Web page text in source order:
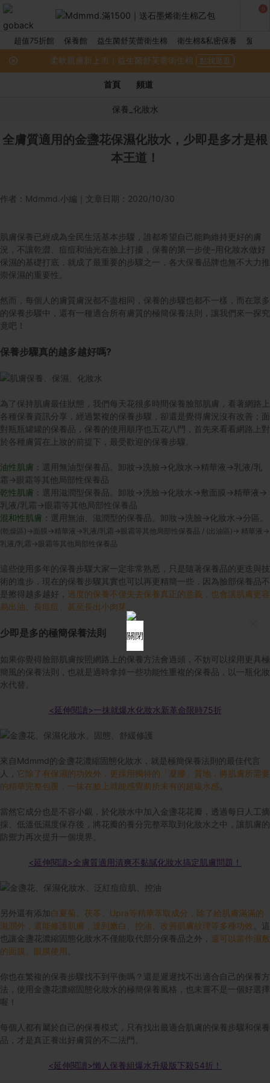
關閉
0
超值75折館 保養館 益生菌舒芙蕾衛生棉 衛生棉&私密保養 髮品館
柔軟親膚新上市｜益生菌舒芙蕾衛生棉 點我逛逛
首頁 頻道
保養_化妝水
全膚質適用的金盞花保濕化妝水，少即是多才是根
本王道！
作者：Mdmmd.小編｜文章日期：2020/10/30
肌膚保養已經成為全民生活基本步驟，誰都希望自己能夠維持更好的膚
況，不讓乾澀、痘痘和油光在臉上打擾，保養的第一步使–用化妝水做好
保濕的基礎打底，就成了最重要的步驟之一，各大保養品牌也無不大力推
崇保濕的重要性。
然而，每個人的膚質膚況都不盡相同，保養的步驟也都不一樣，而在眾多
的保養步驟中，還有一種適合所有膚質的極簡保養法則，讓我們來一探究
竟吧！
保養步驟真的越多越好嗎?
為了保持肌膚最佳狀態，我們每天花很多時間保養臉部肌膚，看著網路上
各種保養資訊分享，經過繁複的保養步驟，卻還是覺得膚況沒有改善；面
對瓶瓶罐罐的保養品，保養的使用順序也五花八門，首先來看看網路上對
於各種膚質在上妝的前提下，最受歡迎的保養步驟。
油性肌膚 ：選用無油型保養品。 卸妝->洗臉->化妝水->精華液->乳液/乳
霜->眼霜等其他局部性保養品
乾性肌膚 ：選用滋潤型保養品。 卸妝->洗臉->化妝水->敷面膜->精華液->
乳液/乳霜->眼霜等其他局部性保養品
混和性肌膚 ：選用無油、滋潤型的保養品。 卸妝->洗臉->化妝水->分區
(乾燥區)->面膜->精華液->乳液/乳霜->眼霜等其他局部性保養品 / (出油區)-> 精華液->
乳液/乳霜->眼霜等其他局部性保養品
這些使用多年的保養步驟大家一定非常熟悉，只是隨著保養品的更迭與技
術的進步，現在的保養步驟其實也可以再更精簡一些，因為臉部保養品不
是擦得越多越好， 過度的保養不僅失去保養真正的意義，也會讓肌膚更容
易出油、長痘痘、甚至長出小肉芽。
少即是多的極簡保養法則
如果你覺得臉部肌膚按照網路上的保養方法會過頭，不妨可以採用更具極
簡風的保養法則，也就是適時拿掉一些功能性重複的保養品，以一瓶化妝
水代替。
<延伸閱讀>一抹就爆水化妝水新革命限時75折
來自Mdmmd的金盞花濃縮固態化妝水，就是極簡保養法則的最佳代言
人， 它除了有保濕的功效外，更採用獨特的「凝膠」質地，將肌膚所需要
的精華完整包覆，一抹在臉上就能感覺前所未有的超級水感
當然它成分也是不容小覷，於化妝水中加入金盞花花瓣，透過每日人工摘
採、低溫低濕度保存後，將花瓣的養分完整萃取到化妝水之中，讓肌膚的
防禦力再次提升一個境界。
<延伸閱讀>全膚質適用清爽不黏膩化妝水搞定肌膚問題！
另外還有添加白夏菊、茯苓、Upra等精華萃取成分，除了給肌膚滿滿的
滋潤外，還能修護肌膚，達到嫩白、控油、改善肌膚紋理等多種功效 。這
也讓金盞花濃縮固態化妝水不僅能取代部分保養品之外， 還可以當作濕敷
的面膜、眼膜使用
你也在繁複的保養步驟找不到平衡嗎？還是遲遲找不出適合自己的保養方
法，使用金盞花濃縮固態化妝水的極簡保養風格，也未嘗不是一個好選擇
喔！
每個人都有屬於自己的保養模式，只有找出最適合肌膚的保養步驟和保養
品，才是真正養出好膚質的不二法門。
<延伸閱讀>懶人保養組爆水升級版下殺54折！